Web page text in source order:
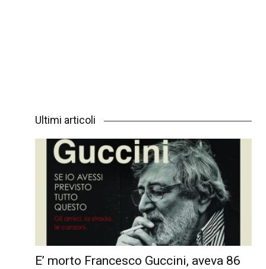
Ultimi articoli
E’ morto Francesco Guccini, aveva 86